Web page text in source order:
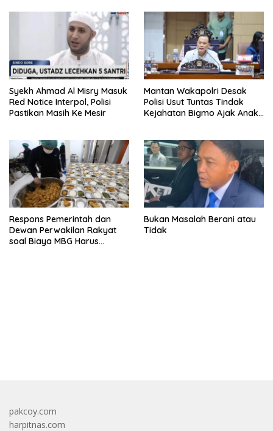
Syekh Ahmad Al Misry Masuk
Red Notice Interpol, Polisi
Pastikan Masih Ke Mesir
Mantan Wakapolri Desak
Polisi Usut Tuntas Tindak
Kejahatan Bigmo Ajak Anak
Respons Pemerintah dan
Dewan Perwakilan Rakyat
soal Biaya MBG Harus
Bukan Masalah Berani atau
Tidak
pakcoy.com
harpitnas.com